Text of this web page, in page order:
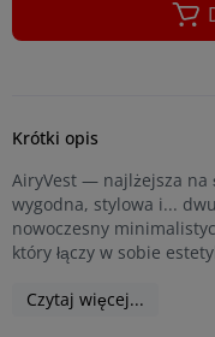
Krótki opis
AiryVest — najlżejsza na
wygodna, stylowa i...
nowoczesny
który łączy w sobie
Czytaj więcej...